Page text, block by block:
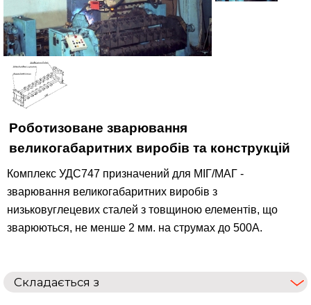
Роботизоване зварювання
великогабаритних виробів та конструкцій
Комплекс УДС747 призначений для МІГ/МАГ -
зварювання великогабаритних виробів з
низьковуглецевих сталей з товщиною елементів, що
зварюються, не менше 2 мм. на струмах до 500А.
Складається з